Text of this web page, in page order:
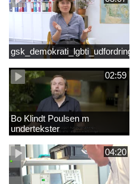
gsk_demokrati_lgbti_udfordringer
02:59
Bo Klindt Poulsen m
undertekster
04:20